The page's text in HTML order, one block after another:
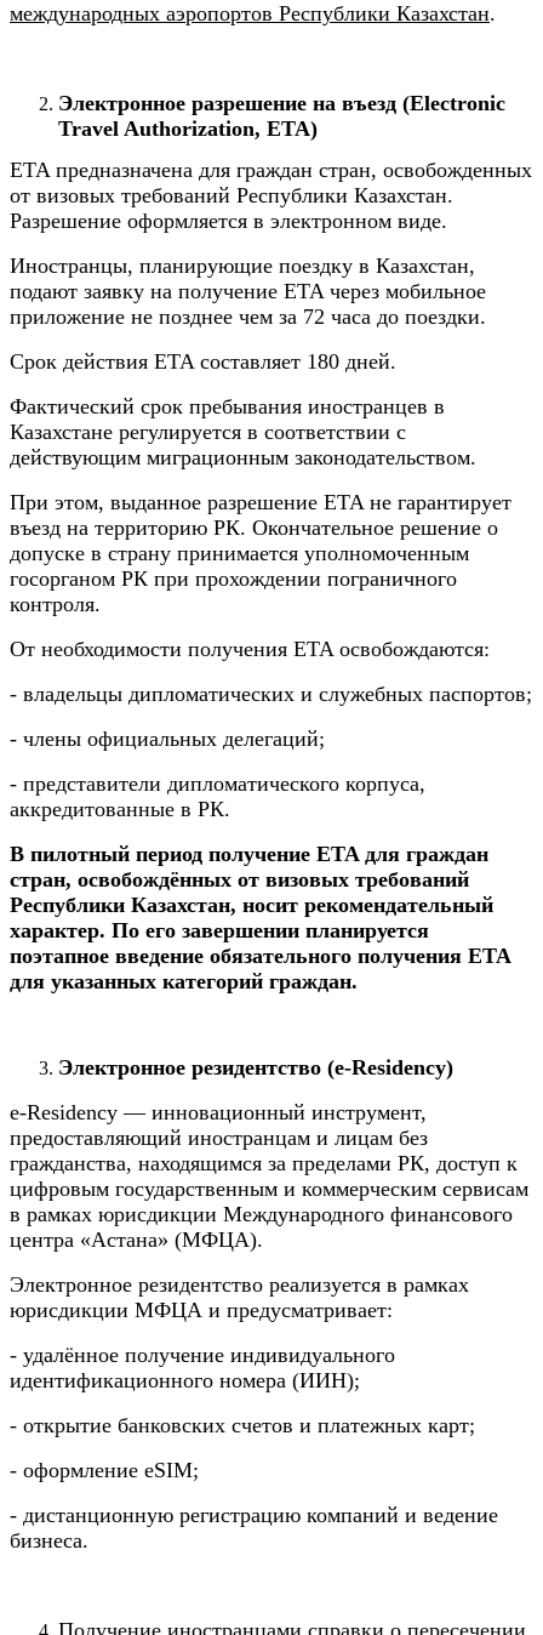
международных аэропортов Республики Казахстан.
Электронное разрешение на въезд (Electronic
Travel Authorization, ETA)
ETA предназначена для граждан стран, освобожденных
от визовых требований Республики Казахстан.
Разрешение оформляется в электронном виде.
Иностранцы, планирующие поездку в Казахстан,
подают заявку на получение ETA через мобильное
приложение не позднее чем за 72 часа до поездки.
Срок действия ETA составляет 180 дней.
Фактический срок пребывания иностранцев в
Казахстане регулируется в соответствии с
действующим миграционным законодательством.
При этом, выданное разрешение ETA не гарантирует
въезд на территорию РК. Окончательное решение о
допуске в страну принимается уполномоченным
госорганом РК при прохождении пограничного
контроля.
От необходимости получения ETA освобождаются:
- владельцы дипломатических и служебных паспортов;
- члены официальных делегаций;
- представители дипломатического корпуса,
аккредитованные в РК.
В пилотный период получение ETA для граждан
стран, освобождённых от визовых требований
Республики Казахстан, носит рекомендательный
характер. По его завершении планируется
поэтапное введение обязательного получения ETA
для указанных категорий граждан.
Электронное резидентство (e-Residency)
e-Residency — инновационный инструмент,
предоставляющий иностранцам и лицам без
гражданства, находящимся за пределами РК, доступ к
цифровым государственным и коммерческим сервисам
в рамках юрисдикции Международного финансового
центра «Астана» (МФЦА).
Электронное резидентство реализуется в рамках
юрисдикции МФЦА и предусматривает:
- удалённое получение индивидуального
идентификационного номера (ИИН);
- открытие банковских счетов и платежных карт;
- оформление eSIM;
- дистанционную регистрацию компаний и ведение
бизнеса.
Получение иностранцами справки о пересечении